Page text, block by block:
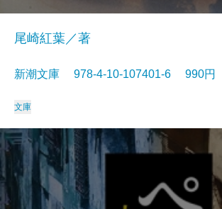
尾崎紅葉／著
新潮文庫 978-4-10-107401-6 990円
文庫